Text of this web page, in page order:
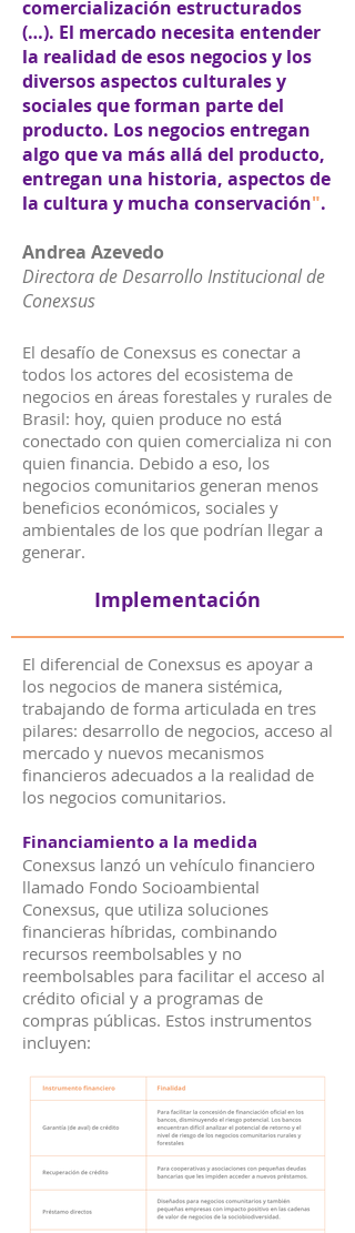
comercialización estructurados
(…). El mercado necesita entender
la realidad de esos negocios y los
diversos aspectos culturales y
sociales que forman parte del
producto. Los negocios entregan
algo que va más allá del producto,
entregan una historia, aspectos de
la cultura y mucha conservación".
Andrea Azevedo
Directora de Desarrollo Institucional de
Conexsus
El desafío de Conexsus es conectar a
todos los actores del ecosistema de
negocios en áreas forestales y rurales de
Brasil: hoy, quien produce no está
conectado con quien comercializa ni con
quien financia. Debido a eso, los
negocios comunitarios generan menos
beneficios económicos, sociales y
ambientales de los que podrían llegar a
generar.
Implementación
El diferencial de Conexsus es apoyar a
los negocios de manera sistémica,
trabajando de forma articulada en tres
pilares: desarrollo de negocios, acceso al
mercado y nuevos mecanismos
financieros adecuados a la realidad de
los negocios comunitarios.
Financiamiento a la medida
Conexsus lanzó un vehículo financiero
llamado Fondo Socioambiental
Conexsus, que utiliza soluciones
financieras híbridas, combinando
recursos reembolsables y no
reembolsables para facilitar el acceso al
crédito oficial y a programas de
compras públicas. Estos instrumentos
incluyen: